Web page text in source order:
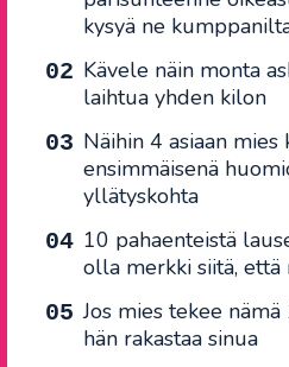
kysyä ne
Kävele näin monta
laihtua yhden kilon
Näihin 4 asiaan mies
ensimmäisenä
yllätyskohta
10 pahaenteistä
olla merkki siitä,
Jos mies tekee
hän rakastaa sinua